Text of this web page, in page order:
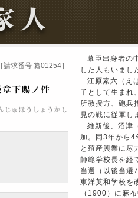
［請求番号 纂01254］
幕臣出身者の
した人もいまし
江原素六（え
子として生まれ
所教授方、砲兵
見の戦に従軍し
維新後、沼津
加。同3年から4
と殖産興業に尽
師範学校長を経
当選（以後当選
東洋英和学校を
（1900）に麻